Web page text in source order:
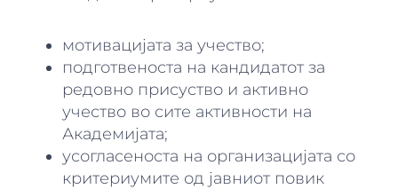
мотивацијата за учество;
подготвеноста на кандидатот за
редовно присуство и активно
учество во сите активности на
Академијата;
усогласеноста на организацијата со
критериумите од јавниот повик